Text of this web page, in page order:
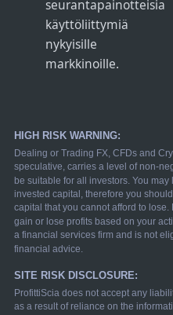
seurantapainotteisia
käyttöliittymiä
nykyisille
markkinoille.